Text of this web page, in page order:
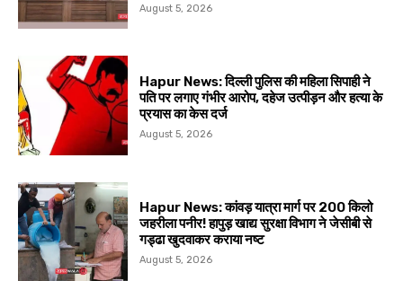
August 5, 2026
Hapur News: दिल्ली पुलिस की महिला सिपाही ने
पति पर लगाए गंभीर आरोप, दहेज उत्पीड़न और हत्या के
प्रयास का केस दर्ज
August 5, 2026
Hapur News: कांवड़ यात्रा मार्ग पर 200 किलो
जहरीला पनीर! हापुड़ खाद्य सुरक्षा विभाग ने जेसीबी से
गड्ढा खुदवाकर कराया नष्ट
August 5, 2026